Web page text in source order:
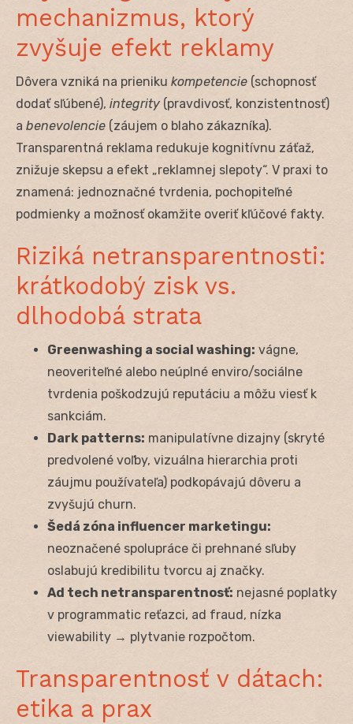
mechanizmus, ktorý
zvyšuje efekt reklamy
Dôvera vzniká na prieniku kompetencie (schopnosť
dodať sľúbené), integrity (pravdivosť, konzistentnosť)
a benevolencie (záujem o blaho zákazníka).
Transparentná reklama redukuje kognitívnu záťaž,
znižuje skepsu a efekt „reklamnej slepoty“. V praxi to
znamená: jednoznačné tvrdenia, pochopiteľné
podmienky a možnosť okamžite overiť kľúčové fakty.
Riziká netransparentnosti:
krátkodobý zisk vs.
dlhodobá strata
Greenwashing a social washing: vágne,
neoveriteľné alebo neúplné enviro/sociálne
tvrdenia poškodzujú reputáciu a môžu viesť k
sankciám.
Dark patterns: manipulatívne dizajny (skryté
predvolené voľby, vizuálna hierarchia proti
záujmu používateľa) podkopávajú dôveru a
zvyšujú churn.
Šedá zóna influencer marketingu:
neoznačené spolupráce či prehnané sľuby
oslabujú kredibilitu tvorcu aj značky.
Ad tech netransparentnosť: nejasné poplatky
v programmatic reťazci, ad fraud, nízka
viewability → plytvanie rozpočtom.
Transparentnosť v dátach:
etika a prax